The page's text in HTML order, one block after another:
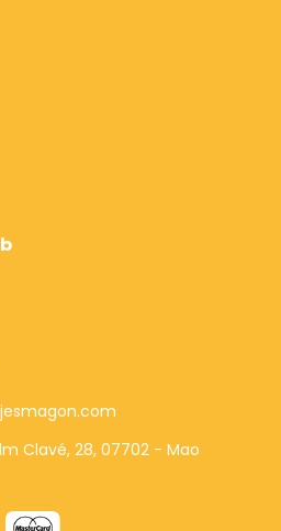
Clavé, 28, 07702 - Mao